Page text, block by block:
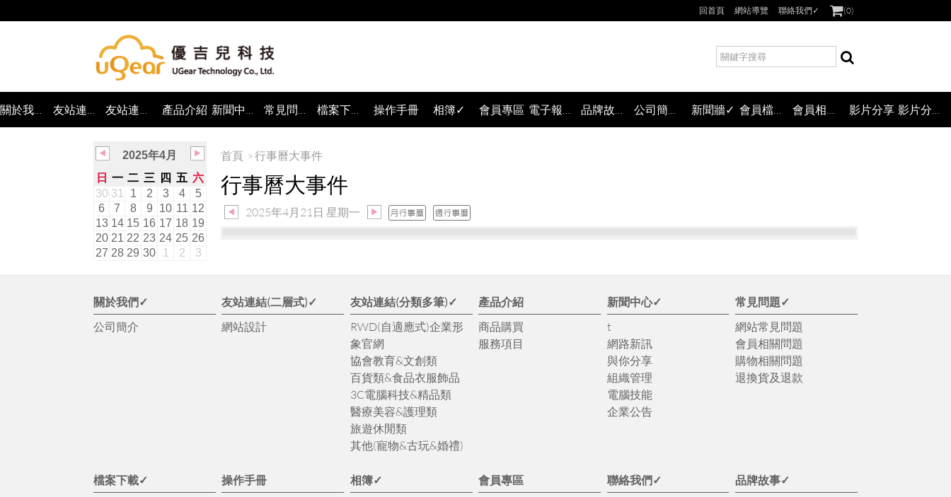
回首頁 網站導覽 聯絡我們✓ (0)
產品介紹 檔案下載✓ 操作手冊 相簿✓ 會員專區 新聞牆✓ 影片分享
2025年4月
日 一 二 三 四 五 六
30 31 1 2 3 4
5
6
7 8 9 10 11 12
13 14 15 16 17 18 19
20 21 22 23 24 25 26
27 28 29 30 1 2 3
首頁 行事曆大事件
行事曆大事件
2025年4月21日 星期一
關於我們✓
公司簡介
友站連結(二層式)✓
網站設計
友站連結(分類多筆)✓
RWD(自適應式)企業形
象官網
協會教育&文創類
百貨類&食品衣服飾品
3C電腦科技&精品類
醫療美容&護理類
旅遊休閒類
其他(寵物&古玩&婚禮)
產品介紹
商品購買
服務項目
新聞中心✓
t
網路新訊
與你分享
組織管理
電腦技能
企業公告
常見問題✓
網站常見問題
會員相關問題
購物相關問題
退換貨及退款
檔案下載✓
操作手冊
相簿✓
會員專區
聯絡我們✓
品牌故事✓